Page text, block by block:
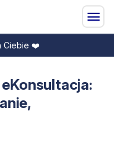
Ciebie ❤️